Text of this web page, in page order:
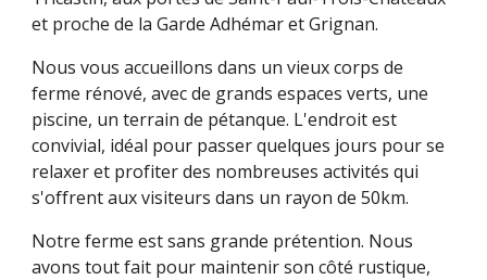
et proche de la Garde Adhémar et Grignan.
Nous vous accueillons dans un vieux corps de
ferme rénové, avec de grands espaces verts, une
piscine, un terrain de pétanque. L'endroit est
convivial, idéal pour passer quelques jours pour se
relaxer et profiter des nombreuses activités qui
s'offrent aux visiteurs dans un rayon de 50km.
Notre ferme est sans grande prétention. Nous
avons tout fait pour maintenir son côté rustique,